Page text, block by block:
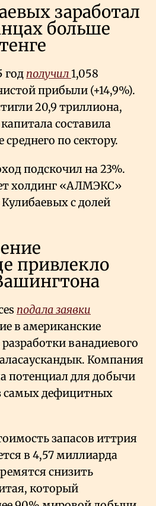
заработал
больше
год получил1,058
прибыли (+14,9%).
20,9 триллиона,
составила
по сектору.
подскочил на 23%.
холдинг «АЛМЭКС»
с долей
привлекло
подала заявки
в американские
ванадиевого
Компания
потенциал для добычи
самых дефицитных
запасов иттрия
в 4,57 миллиарда
снизить
который